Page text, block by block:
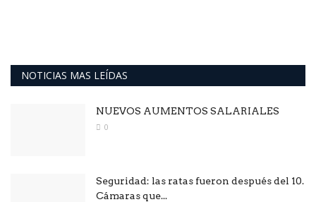
NOTICIAS MAS LEÍDAS
NUEVOS AUMENTOS SALARIALES
0
Seguridad: las ratas fueron después del 10.
Cámaras que...